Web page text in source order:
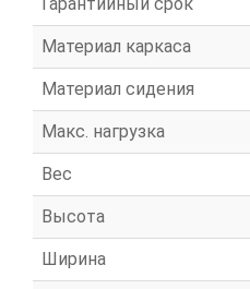
Материал каркаса
Материал сидения
Макс. нагрузка
Вес
Высота
Ширина